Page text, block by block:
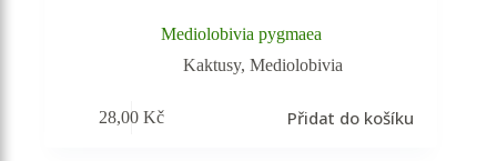
Mediolobivia pygmaea
Kaktusy,Mediolobivia
28,00Kč Přidat do košíku